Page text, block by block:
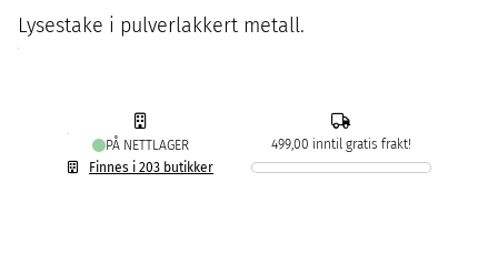
Lysestake i pulverlakkert metall.
PÅ NETTLAGER
Finnes i 203 butikker
499,00 inntil gratis frakt!